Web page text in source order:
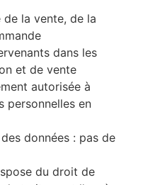
de la vente, de la
dans les
et de vente
autorisée à
personnelles en
données : pas de
du droit de